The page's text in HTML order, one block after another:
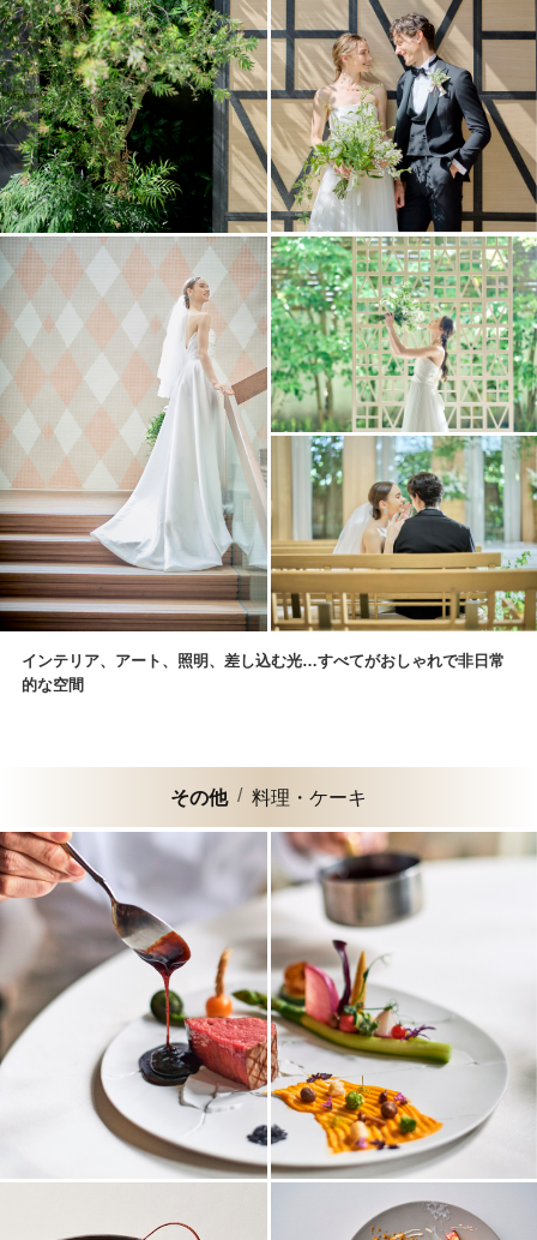
インテリア、アート、照明、差し込む光…すべてがおしゃれで非日常
的な空間
その他 料理・ケーキ